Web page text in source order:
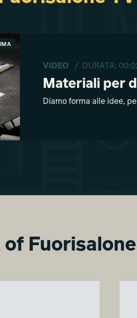
VIDEO / DURATA:
Materiali per
Diamo forma alle idee,
Fuorisalone